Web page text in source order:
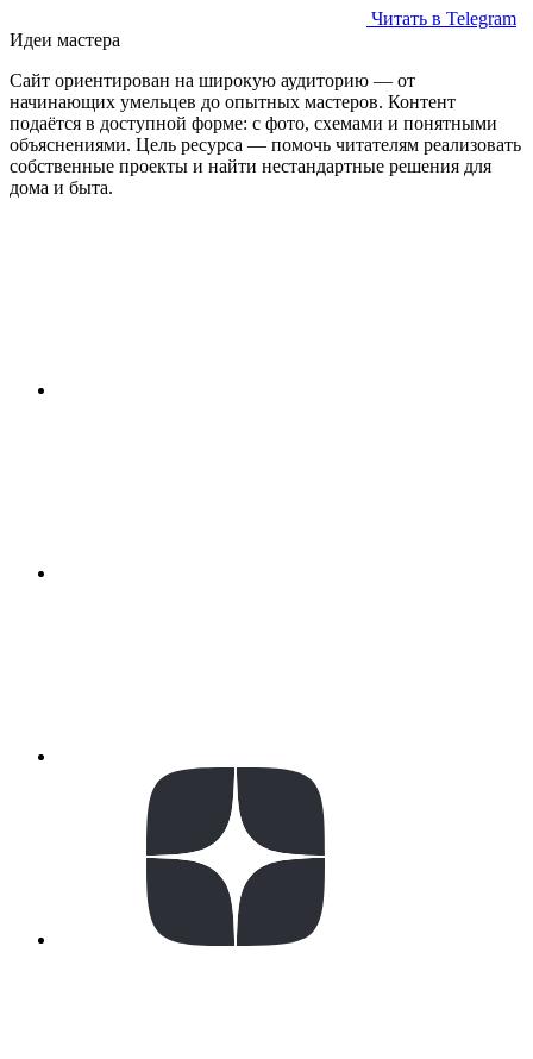
Читать в Telegram
Идеи мастера
Сайт ориентирован на широкую аудиторию — от
начинающих умельцев до опытных мастеров. Контент
подаётся в доступной форме: с фото, схемами и понятными
объяснениями. Цель ресурса — помочь читателям реализовать
собственные проекты и найти нестандартные решения для
дома и быта.